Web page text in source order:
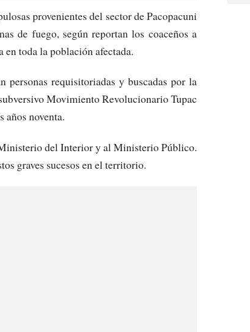
provenientes del sector de Pacopacuni
de fuego, según reportan los coaceños a
en toda la población afectada.
personas requisitoriadas y buscadas por la
Movimiento Revolucionario Tupac
noventa.
del Interior y al Ministerio Público.
graves sucesos en el territorio.